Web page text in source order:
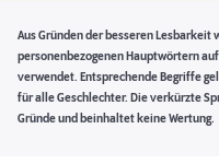
Aus Gründen der besseren Lesbarkeit
personenbezogenen Hauptwörtern
verwendet. Entsprechende Begriffe
für alle Geschlechter. Die verkürzte
Gründe und beinhaltet keine Wertung.